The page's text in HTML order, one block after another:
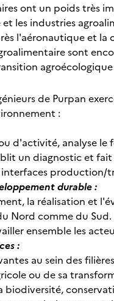
ont un poids très
et les industries
l'aéronautique et
sont
de Purpan
:
d'activité, analyse le
un diagnostic et
production/
durable :
la réalisation et
Nord comme du
ensemble les
:
au sein des
ou de sa